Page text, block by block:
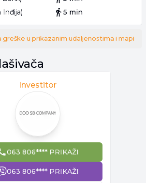
Inđija)
5 min
greške u prikazanim udaljenostima i mapi
Investitor
063 806**** PRIKAŽI
063 806**** PRIKAŽI